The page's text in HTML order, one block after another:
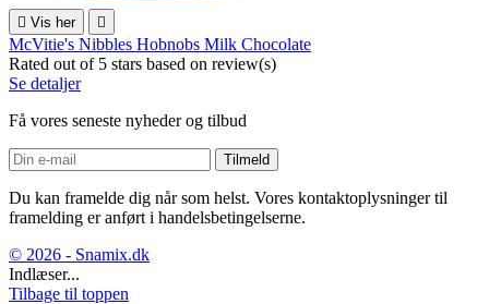
 Vis her 
McVitie's Nibbles Hobnobs Milk Chocolate
Rated out of 5 stars based on review(s)
Se detaljer
Få vores seneste nyheder og tilbud
Du kan framelde dig når som helst. Vores kontaktoplysninger til
framelding er anført i handelsbetingelserne.
© 2026 - Snamix.dk
Indlæser...
Tilbage til toppen